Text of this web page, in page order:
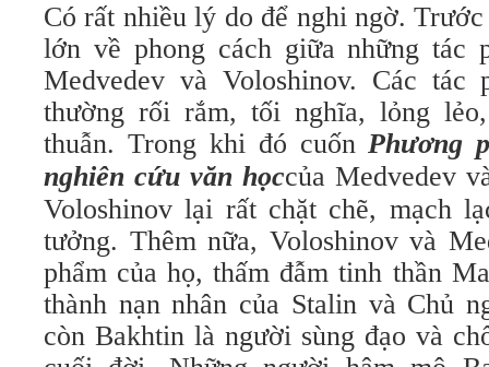
Có rất nhiều lý do để nghi ngờ.
lớn về phong cách giữa những tác
Medvedev và Voloshinov. Các tác
thường rối rắm, tối nghĩa, lỏng
thuẫn. Trong khi đó cuốnPhương
nghiên cứu văn họccủa Medvedev
Voloshinov lại rất chặt chẽ, mạch
tưởng. Thêm nữa, Voloshinov và
phẩm của họ, thấm đẫm tinh thần
thành nạn nhân của Stalin và Chủ
còn Bakhtin là người sùng đạo và